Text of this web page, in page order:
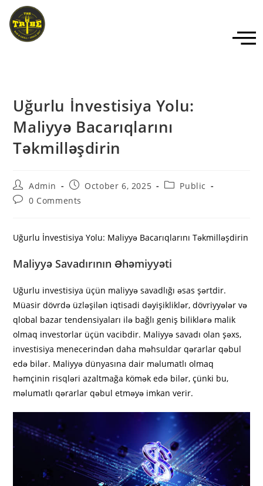
Uğurlu İnvestisiya Yolu:
Maliyyə Bacarıqlarını
Təkmilləşdirin
Admin October 6, 2025
Public
0 Comments
Uğurlu İnvestisiya Yolu: Maliyyə Bacarıqlarını Təkmilləşdirin
Maliyyə Savadırının Əhəmiyyəti
Uğurlu investisiya üçün maliyyə savadlığı əsas şərtdir.
Müasir dövrdə üzləşilən iqtisadi dəyişikliklər, dövriyyələr və
qlobal bazar tendensiyaları ilə bağlı geniş biliklərə malik
olmaq investorlar üçün vacibdir. Maliyyə savadı olan şəxs,
investisiya menecerindən daha məhsuldar qərarlar qəbul
edə bilər. Maliyyə dünyasına dair məlumatlı olmaq
həmçinin risqləri azaltmağa kömək edə bilər, çünki bu,
məlumatlı qərarlar qəbul etməyə imkan verir.